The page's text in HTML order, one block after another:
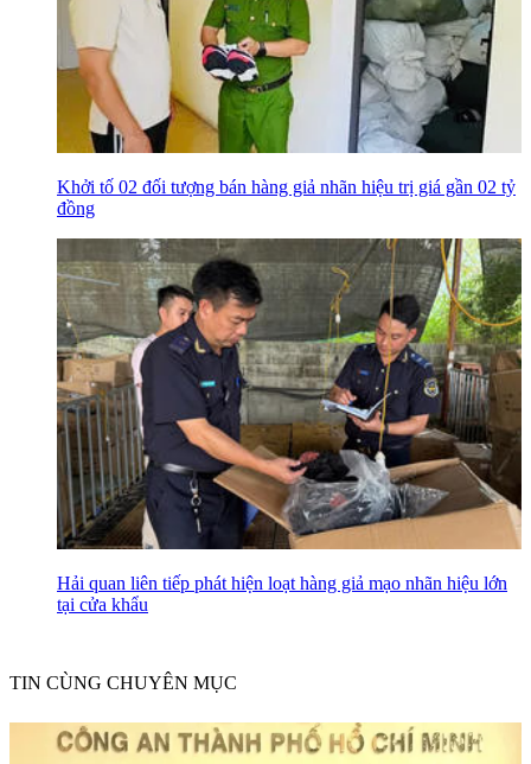
Khởi tố 02 đối tượng bán hàng giả nhãn hiệu trị giá gần 02 tỷ
đồng
Hải quan liên tiếp phát hiện loạt hàng giả mạo nhãn hiệu lớn
tại cửa khẩu
TIN CÙNG CHUYÊN MỤC